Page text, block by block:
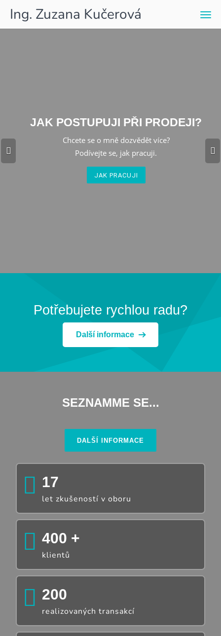
Ing. Zuzana Kučerová
JAK POSTUPUJI PŘI PRODEJI?
Chcete se o mně dozvědět více?
Podívejte se, jak pracuji.
JAK PRACUJI
Potřebujete rychlou radu?
Další informace
SEZNAMME SE...
DALŠÍ INFORMACE
17
let zkušeností v oboru
400 +
klientů
200
realizovaných transakcí